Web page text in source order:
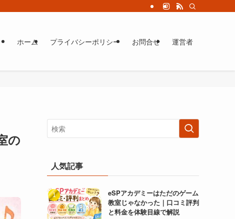
ホーム プライバシーポリシー お問合せ 運営者
の
人気記事
eSPアカデミーはただのゲーム
教室じゃなかった｜口コミ評判
と料金を体験目線で解説